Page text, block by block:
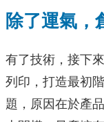
除了運氣，
有了技術，接下
列印，打造最初
題，原因在於產